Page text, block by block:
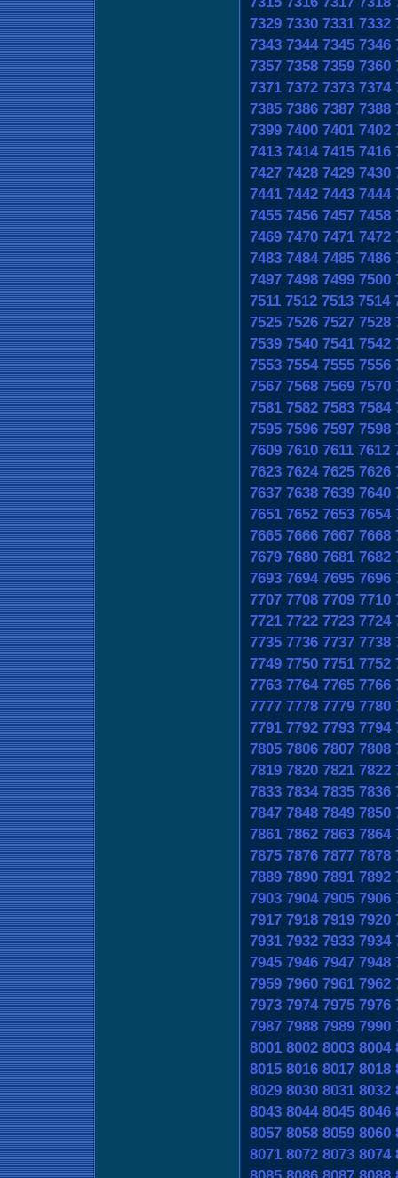
7329 7330 7331 7332
7343 7344 7345 7346
7357 7358 7359 7360
7371 7372 7373 7374
7385 7386 7387 7388
7399 7400 7401 7402
7413 7414 7415 7416
7427 7428 7429 7430
7441 7442 7443 7444
7455 7456 7457 7458
7469 7470 7471 7472
7483 7484 7485 7486
7497 7498 7499 7500
7511 7512 7513 7514
7525 7526 7527 7528
7539 7540 7541 7542
7553 7554 7555 7556
7567 7568 7569 7570
7581 7582 7583 7584
7595 7596 7597 7598
7609 7610 7611 7612
7623 7624 7625 7626
7637 7638 7639 7640
7651 7652 7653 7654
7665 7666 7667 7668
7679 7680 7681 7682
7693 7694 7695 7696
7707 7708 7709 7710
7721 7722 7723 7724
7735 7736 7737 7738
7749 7750 7751 7752
7763 7764 7765 7766
7777 7778 7779 7780
7791 7792 7793 7794
7805 7806 7807 7808
7819 7820 7821 7822
7833 7834 7835 7836
7847 7848 7849 7850
7861 7862 7863 7864
7875 7876 7877 7878
7889 7890 7891 7892
7903 7904 7905 7906
7917 7918 7919 7920
7931 7932 7933 7934
7945 7946 7947 7948
7959 7960 7961 7962
7973 7974 7975 7976
7987 7988 7989 7990
8001 8002 8003 8004
8015 8016 8017 8018
8029 8030 8031 8032
8043 8044 8045 8046
8057 8058 8059 8060
8071 8072 8073 8074